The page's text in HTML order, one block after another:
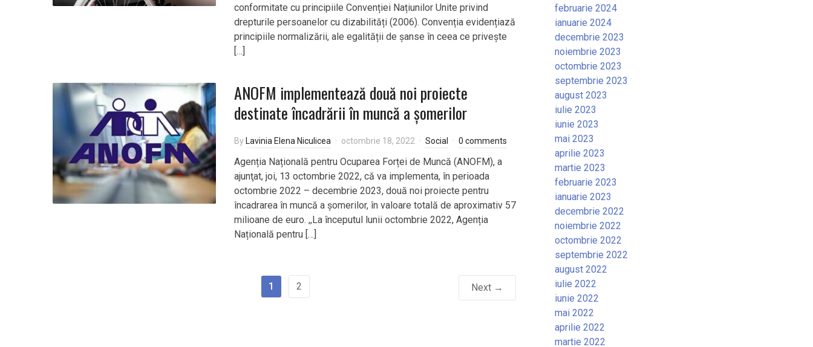
conformitate cu principiile Convenției Națiunilor Unite privind
drepturile persoanelor cu dizabilități (2006). Convenția evidențiază
principiile normalizării, ale egalității de șanse în ceea ce priveşte
[…]
ANOFM implementează două noi proiecte
destinate încadrării în muncă a șomerilor
By Lavinia Elena Niculicea octombrie 18, 2022 Social 0 comments
Agenția Națională pentru Ocuparea Forței de Muncă (ANOFM), a
ajunţat, joi, 13 octombrie 2022, că va implementa, în perioada
octombrie 2022 – decembrie 2023, două noi proiecte pentru
încadrarea în muncă a șomerilor, în valoare totală de aproximativ 57
milioane de euro. ,,La începutul lunii octombrie 2022, Agenția
Națională pentru […]
1 2 Next →
februarie 2024
ianuarie 2024
decembrie 2023
noiembrie 2023
octombrie 2023
septembrie 2023
august 2023
iulie 2023
iunie 2023
mai 2023
aprilie 2023
martie 2023
februarie 2023
ianuarie 2023
decembrie 2022
noiembrie 2022
octombrie 2022
septembrie 2022
august 2022
iulie 2022
iunie 2022
mai 2022
aprilie 2022
martie 2022